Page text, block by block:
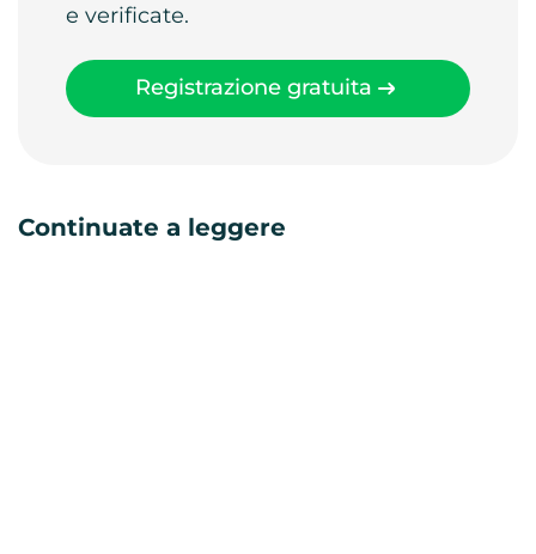
e verificate.
Registrazione gratuita
Continuate a leggere